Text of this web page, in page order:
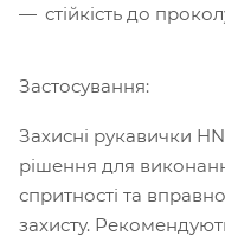
стійкість до
Застосування:
Захисні рукавички
рішення для
спритності та
захисту.